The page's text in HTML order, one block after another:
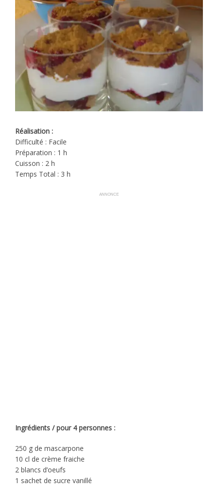
Réalisation :
Difficulté : Facile
Préparation : 1 h
Cuisson : 2 h
Temps Total : 3 h
ANNONCE
Ingrédients / pour 4 personnes :
250 g de mascarpone
10 cl de crème fraiche
2 blancs d’oeufs
1 sachet de sucre vanillé